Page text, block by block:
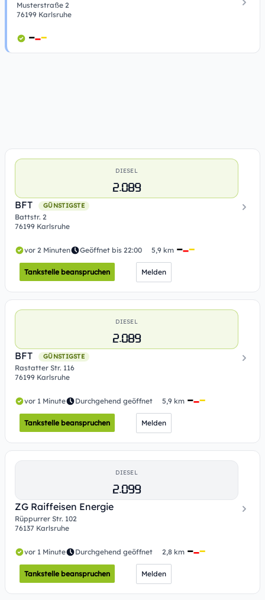
Musterstraße 2
76199 Karlsruhe
DIESEL
2.089
BFT GÜNSTIGSTE
Battstr. 2
76199 Karlsruhe
vor 2 Minuten Geöffnet bis 22:00 5,9 km
Tankstelle beanspruchen Melden
DIESEL
2.089
BFT GÜNSTIGSTE
Rastatter Str. 116
76199 Karlsruhe
vor 1 Minute Durchgehend geöffnet 5,9 km
Tankstelle beanspruchen Melden
DIESEL
2.099
ZG Raiffeisen Energie
Rüppurrer Str. 102
76137 Karlsruhe
vor 1 Minute Durchgehend geöffnet 2,8 km
Tankstelle beanspruchen Melden